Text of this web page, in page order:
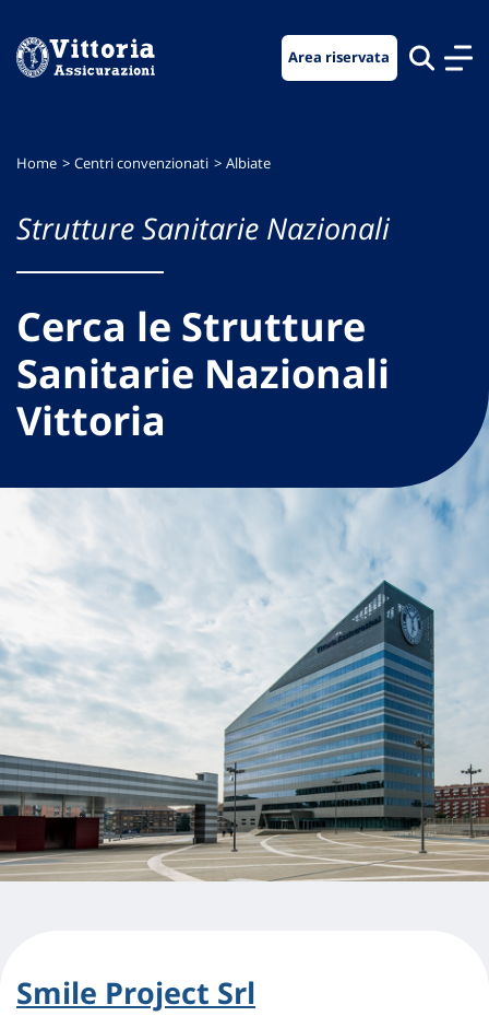
menu
contenuto
footer
Area riservata
Home Centri convenzionati Albiate
Strutture Sanitarie Nazionali
Cerca le Strutture
Sanitarie Nazionali
Vittoria
Smile Project Srl